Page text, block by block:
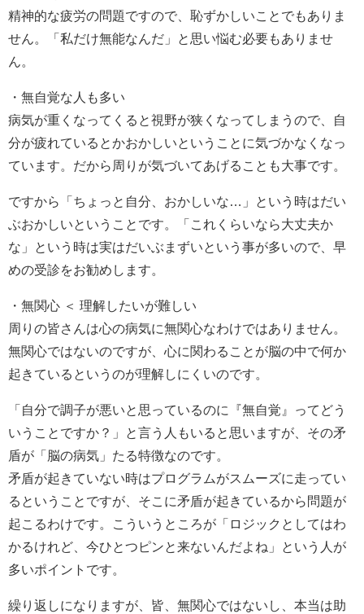
精神的な疲労の問題ですので、恥ずかしいことでもありま
せん。「私だけ無能なんだ」と思い悩む必要もありませ
ん。
・無自覚な人も多い
病気が重くなってくると視野が狭くなってしまうので、自
分が疲れているとかおかしいということに気づかなくなっ
ています。だから周りが気づいてあげることも大事です。
ですから「ちょっと自分、おかしいな…」という時はだい
ぶおかしいということです。「これくらいなら大丈夫か
な」という時は実はだいぶまずいという事が多いので、早
めの受診をお勧めします。
・無関心 ＜ 理解したいが難しい
周りの皆さんは心の病気に無関心なわけではありません。
無関心ではないのですが、心に関わることが脳の中で何か
起きているというのが理解しにくいのです。
「自分で調子が悪いと思っているのに『無自覚』ってどう
いうことですか？」と言う人もいると思いますが、その矛
盾が「脳の病気」たる特徴なのです。
矛盾が起きていない時はプログラムがスムーズに走ってい
るということですが、そこに矛盾が起きているから問題が
起こるわけです。こういうところが「ロジックとしてはわ
かるけれど、今ひとつピンと来ないんだよね」という人が
多いポイントです。
繰り返しになりますが、皆、無関心ではないし、本当は助